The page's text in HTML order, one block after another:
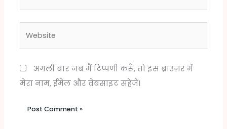
अगली बार जब मैं टिप्पणी करूँ, तो इस ब्राउज़र में
मेरा नाम, ईमेल और वेबसाइट सहेजें।